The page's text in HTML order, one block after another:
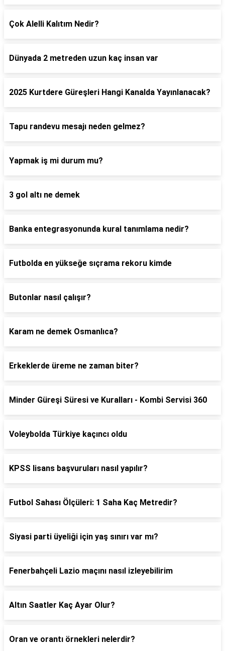
Çok Alelli Kalıtım Nedir?
Dünyada 2 metreden uzun kaç insan var
2025 Kurtdere Güreşleri Hangi Kanalda Yayınlanacak?
Tapu randevu mesajı neden gelmez?
Yapmak iş mi durum mu?
3 gol altı ne demek
Banka entegrasyonunda kural tanımlama nedir?
Futbolda en yükseğe sıçrama rekoru kimde
Butonlar nasıl çalışır?
Karam ne demek Osmanlıca?
Erkeklerde üreme ne zaman biter?
Minder Güreşi Süresi ve Kuralları - Kombi Servisi 360
Voleybolda Türkiye kaçıncı oldu
KPSS lisans başvuruları nasıl yapılır?
Futbol Sahası Ölçüleri: 1 Saha Kaç Metredir?
Siyasi parti üyeliği için yaş sınırı var mı?
Fenerbahçeli Lazio maçını nasıl izleyebilirim
Altın Saatler Kaç Ayar Olur?
Oran ve orantı örnekleri nelerdir?